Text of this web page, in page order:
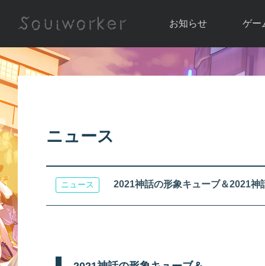
お知らせ
お知らせ一覧
ゲー
ソウ
アップ
ニュース
ニュース 2021神話の形象キューブ＆2021